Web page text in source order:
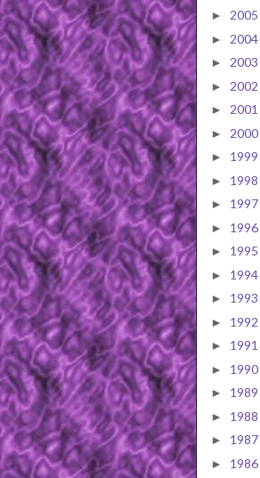
► 2005
► 2004
► 2003
► 2002
► 2001
► 2000
► 1999
► 1998
► 1997
► 1996
► 1995
► 1994
► 1993
► 1992
► 1991
► 1990
► 1989
► 1988
► 1987
► 1986